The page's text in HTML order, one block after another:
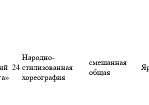
24
Народно-
стилизованная
хореография
смешанная
общая